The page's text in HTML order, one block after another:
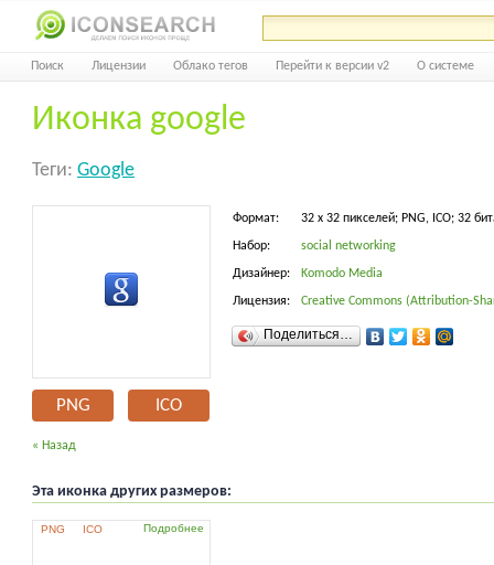
Поиск Лицензии Облако тегов Перейти к версии v2 О системе
Иконка google
Теги: Google
PNG ICO
Формат: 32 x 32 пикселей; PNG, ICO; 32
Набор: social networking
Дизайнер: Komodo Media
Лицензия: Creative Commons (Attribution-
Поделиться…
« Назад
Эта иконка других размеров:
PNG ICO Подробнее